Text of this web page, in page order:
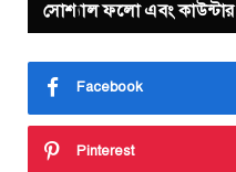
সোশ্যাল ফলো এবং কাউন্টার
Facebook
Pinterest